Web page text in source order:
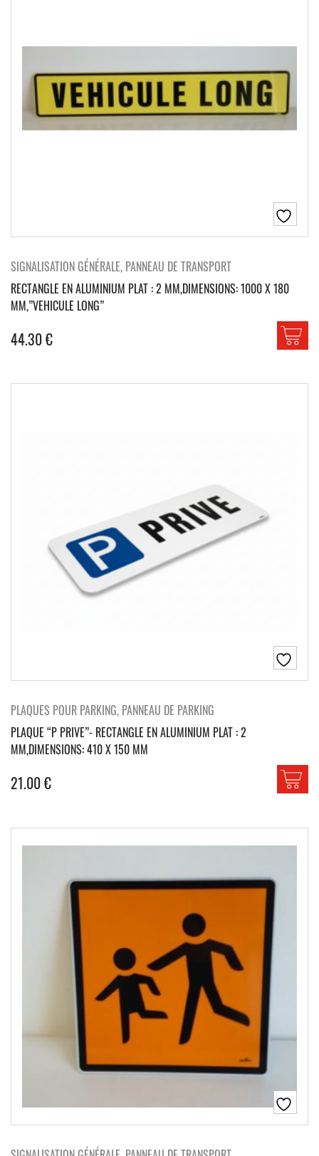
SIGNALISATION GÉNÉRALE, PANNEAU DE TRANSPORT
RECTANGLE EN ALUMINIUM PLAT : 2 MM,DIMENSIONS: 1000 X 180
MM,”VEHICULE LONG”
44.30€
PLAQUES POUR PARKING, PANNEAU DE PARKING
PLAQUE “P PRIVE”- RECTANGLE EN ALUMINIUM PLAT : 2
MM,DIMENSIONS: 410 X 150 MM
21.00€